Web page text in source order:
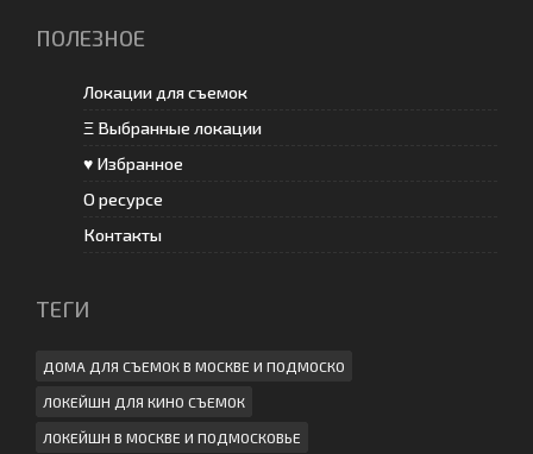
ПОЛЕЗНОЕ
Локации для съемок
Ξ Выбранные локации
♥ Избранное
О ресурсе
Контакты
ТЕГИ
ДОМА ДЛЯ СЪЕМОК В МОСКВЕ И ПОДМОСКО
ЛОКЕЙШН ДЛЯ КИНО СЪЕМОК
ЛОКЕЙШН В МОСКВЕ И ПОДМОСКОВЬЕ